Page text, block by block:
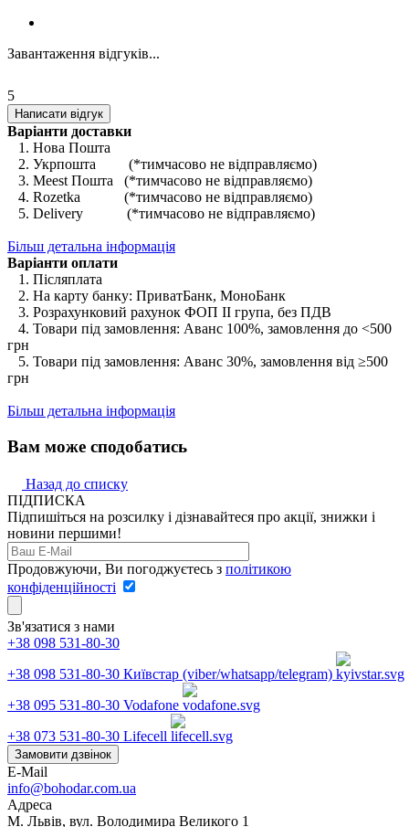
Завантаження відгуків...
5
Написати відгук
Варіанти доставки
1. Нова Пошта
2. Укрпошта (*тимчасово не відправляємо)
3. Meest Пошта (*тимчасово не відправляємо)
4. Rozetka (*тимчасово не відправляємо)
5. Delivery (*тимчасово не відправляємо)
Більш детальна інформація
Варіанти оплати
1. Післяплата
2. На карту банку: ПриватБанк, МоноБанк
3. Розрахунковий рахунок ФОП II група, без ПДВ
4. Товари під замовлення: Аванс 100%, замовлення до <500
грн
5. Товари під замовлення: Аванс 30%, замовлення від ≥500
грн
Більш детальна інформація
Вам може сподобатись
Назад до списку
ПІДПИСКА
Підпишіться на розсилку і дізнавайтеся про акції, знижки і
новини першими!
Продовжуючи, Ви погоджуєтесь з політикою
конфіденційності
Зв'язатися з нами
+38 098 531-80-30
+38 098 531-80-30 Київстар (viber/whatsapp/telegram)
+38 095 531-80-30 Vodafone
+38 073 531-80-30 Lifecell
Замовити дзвінок
E-Mail
info@bohodar.com.ua
Адреса
М. Львів, вул. Володимира Великого 1